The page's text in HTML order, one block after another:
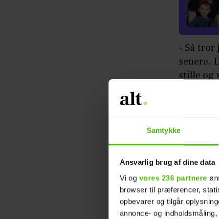
Samtykke
Ansvarlig brug af dine data
Vi og vores 236 partnere
browser til præferencer,
opbevarer og tilgår
annonce- og
- Så tror
senere.
stille og
Læs
lidt
- Det